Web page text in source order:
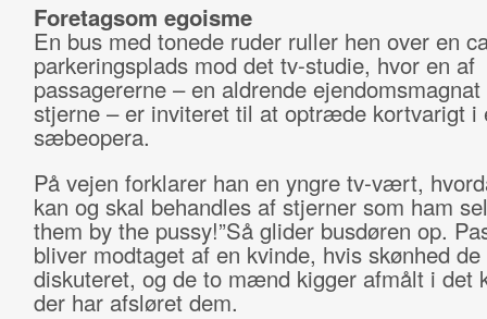
Foretagsom egoisme
En bus med tonede ruder ruller hen over en
parkeringsplads mod det tv-studie, hvor en af
passagererne – en aldrende
stjerne – er inviteret til at optræde kortvarigt i
sæbeopera.
På vejen forklarer han en yngre tv-vært,
kan og skal behandles af stjerner som ham
them by the pussy!”Så glider busdøren op.
bliver modtaget af en kvinde, hvis skønhed
diskuteret, og de to mænd kigger afmålt i det
der har afsløret dem.